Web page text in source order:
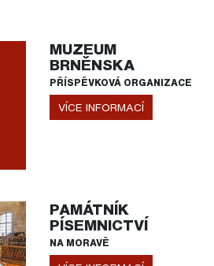
MUZEUM
BRNĚNSKA
PŘÍSPĚVKOVÁ ORGANIZACE
VÍCE INFORMACÍ
PAMÁTNÍK
PÍSEMNICTVÍ
NA MORAVĚ